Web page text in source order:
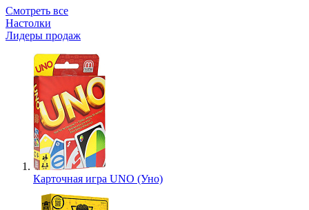
Смотреть все
Настолки
Лидеры продаж
Карточная игра UNO (Уно)